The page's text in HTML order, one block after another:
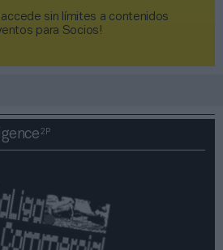
accede sin límites a contenidos
para Socios!​​​​​​​
2P